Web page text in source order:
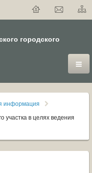
городского
информация
участка в целях ведения